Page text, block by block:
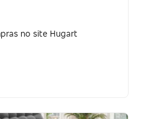
no site Hugart